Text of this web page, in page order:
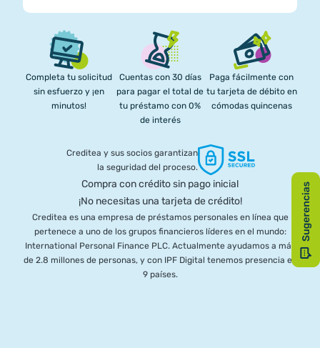
Completa tu solicitud
sin esfuerzo y ¡en
minutos!
Cuentas con 30 días
para pagar el total de
tu préstamo con 0%
de interés
Paga fácilmente con
tu tarjeta de débito en
cómodas quincenas
Creditea y sus socios garantizan
la seguridad del proceso.
Compra con crédito sin pago inicial
¡No necesitas una tarjeta de crédito!
Creditea es una empresa de préstamos personales en línea que
pertenece a uno de los grupos financieros líderes en el mundo:
International Personal Finance PLC. Actualmente ayudamos a más
de 2.8 millones de personas, y con IPF Digital tenemos presencia en
9 países.